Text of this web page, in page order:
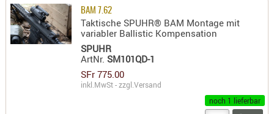
CHASSIS
GRIFFE
BAM 7.62
Taktische SPUHR® BAM Montage mit
variabler Ballistic Kompensation
SPUHR
ArtNr.SM101QD-1
SFr 775.00
inkl.MwSt - zzgl.Versand
noch 1 lieferbar